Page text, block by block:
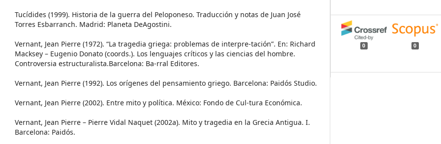
Tucídides (1999). Historia de la guerra del Peloponeso. Traducción y notas de Juan José
Torres Esbarranch. Madrid: Planeta DeAgostini.
Vernant, Jean Pierre (1972). “La tragedia griega: problemas de interpre-tación”. En: Richard
Macksey – Eugenio Donato (coords.). Los lenguajes críticos y las ciencias del hombre.
Controversia estructuralista.Barcelona: Ba-rral Editores.
Vernant, Jean Pierre (1992). Los orígenes del pensamiento griego. Barcelona: Paidós Studio.
Vernant, Jean Pierre (2002). Entre mito y política. México: Fondo de Cul-tura Económica.
Vernant, Jean Pierre – Pierre Vidal Naquet (2002a). Mito y tragedia en la Grecia Antigua. I.
Barcelona: Paidós.
0 0